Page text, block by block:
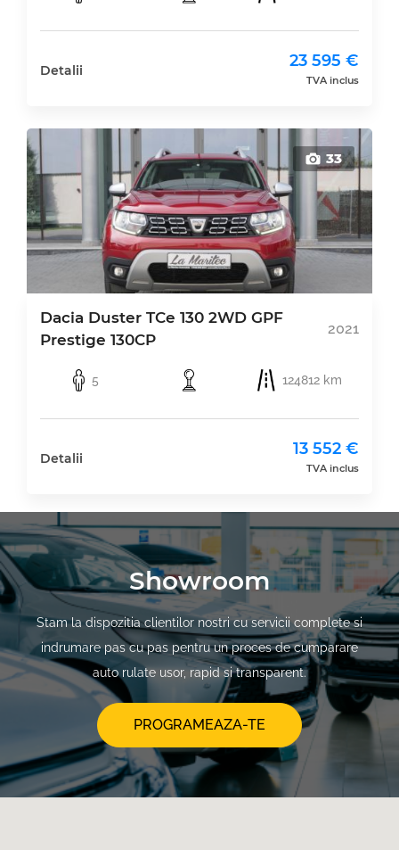
Detalii 23 595 €
TVA inclus
33
Dacia Duster TCe 130 2WD GPF
Prestige 130CP
2021
5 124812 km
Detalii 13 552 €
TVA inclus
Showroom
Stam la dispozitia clientilor nostri cu servicii complete si
indrumare pas cu pas pentru un proces de cumparare
auto rulate usor, rapid si transparent.
PROGRAMEAZA-TE